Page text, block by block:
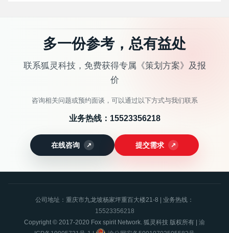
多一份参考，总有益处
联系狐灵科技，免费获得专属《策划方案》及报
价
咨询相关问题或预约面谈，可以通过以下方式与我们联系
业务热线： 15523356218
在线咨询 提交需求
公司地址：重庆市九龙坡杨家坪重百大楼21-8 | 业务热线：
15523356218
Copyright © 2017-2020 Fox spirit Network. 狐灵科技 版权所有 | 渝